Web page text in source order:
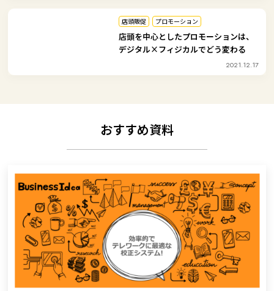
店頭販促 プロモーション
店頭を中心としたプロモーションは、
デジタル×フィジカルでどう変わる
2021.12.17
おすすめ資料